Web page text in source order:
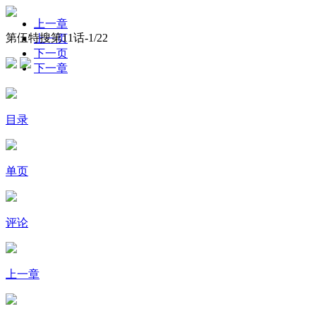
第伍特搜第11话-1/22
上一章
上一页
下一页
下一章
目录
单页
评论
上一章